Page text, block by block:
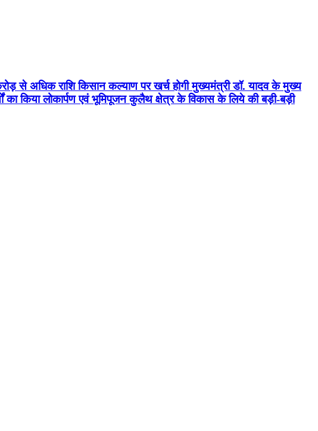
से अधिक राशि किसान कल्याण पर खर्च होगी मुख्यमंत्री डॉ. यादव के मुख्य
किया लोकार्पण एवं भूमिपूजन कुलैथ क्षेत्र के विकास के लिये की बड़ी-बड़ी